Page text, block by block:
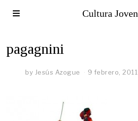
Cultura Joven
pagagnini
by Jesús Azogue 9 febrero, 2011